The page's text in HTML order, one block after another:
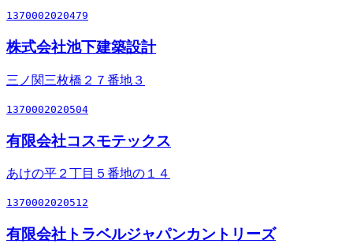
1370002020479
株式会社池下建築設計
三ノ関三枚橋２７番地３
1370002020504
有限会社コスモテックス
あけの平２丁目５番地の１４
1370002020512
有限会社トラベルジャパンカントリーズ